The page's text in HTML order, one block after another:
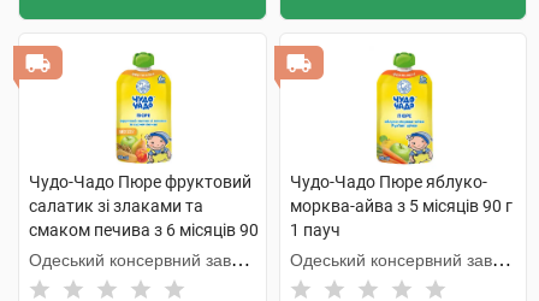
Чудо-Чадо Пюре фруктовий
салатик зі злаками та
смаком печива з 6 місяців 90
г 1 пауч
Одеський консервний завод
дитячого харчування
Чудо-Чадо Пюре яблуко-
морква-айва з 5 місяців 90 г
1 пауч
Одеський консервний завод
дитячого харчування